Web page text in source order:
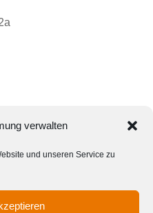
verwalten
und unseren Service zu